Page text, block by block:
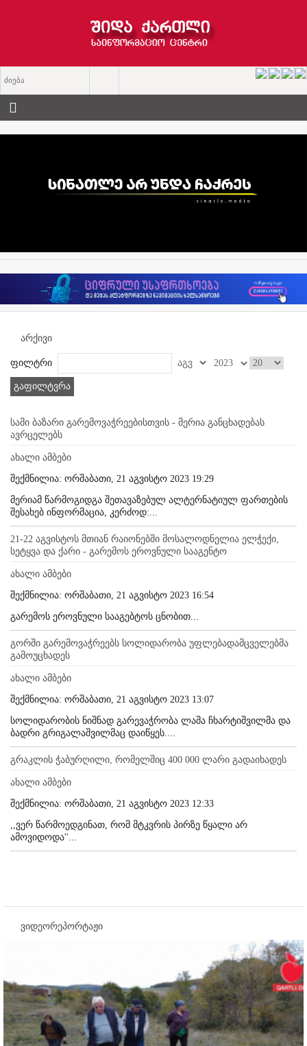
არქივი
ფილტრი
გაფილტვრა
სამი ბაზარი გარემოვაჭრეებისთვის - მერია განცხადებას
ავრცელებს
ახალი ამბები
შექმნილია: ორშაბათი, 21 აგვისტო 2023 19:29
მერიამ წარმოგიდგა შეთავაზებულ ალტერნატიულ ფართების
შესახებ ინფორმაცია, კერძოდ:...
21-22 აგვისტოს მთიან რაიონებში მოსალოდნელია ელჭექი,
სეტყვა და ქარი - გარემოს ეროვნული სააგენტო
ახალი ამბები
შექმნილია: ორშაბათი, 21 აგვისტო 2023 16:54
გარემოს ეროვნული სააგებტოს ცნობით...
გორში გარემოვაჭრეებს სოლიდარობა უფლებადამცველებმა
გამოუცხადეს
ახალი ამბები
შექმნილია: ორშაბათი, 21 აგვისტო 2023 13:07
სოლიდარობის ნიშნად გარევაჭრობა ლაშა ჩხარტიშვილმა და
ბადრი გრიგალაშვილმაც დაიწყეს....
გრაკლის ჭაბურღილი, რომელშიც 400 000 ლარი გადაიხადეს
ახალი ამბები
შექმნილია: ორშაბათი, 21 აგვისტო 2023 12:33
,,ვერ წარმოედგინათ, რომ მტკვრის პირზე წყალი არ
ამოვიდოდა''...
ვიდეორეპორტაჟი